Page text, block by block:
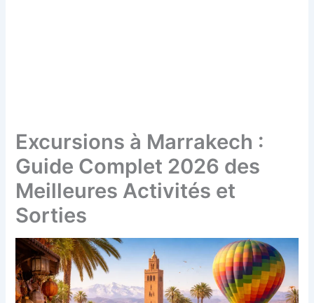
Excursions à Marrakech :
Guide Complet 2026 des
Meilleures Activités et
Sorties